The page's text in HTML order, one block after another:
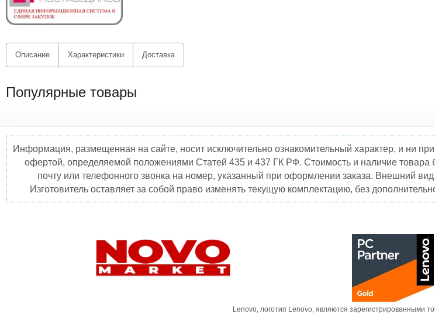
Описание Характеристики Доставка
Популярные товары
Информация, размещенная на сайте, носит исключительно ознакомительный характер, и ни
офертой, определяемой положениями Статей 435 и 437 ГК РФ. Стоимость и наличие
почту или телефонного звонка на номер, указанный при оформлении заказа. Внешний
Изготовитель оставляет за собой право изменять текущую комплектацию, без
Lenovo, логотип Lenovo, являются зарегистрированными